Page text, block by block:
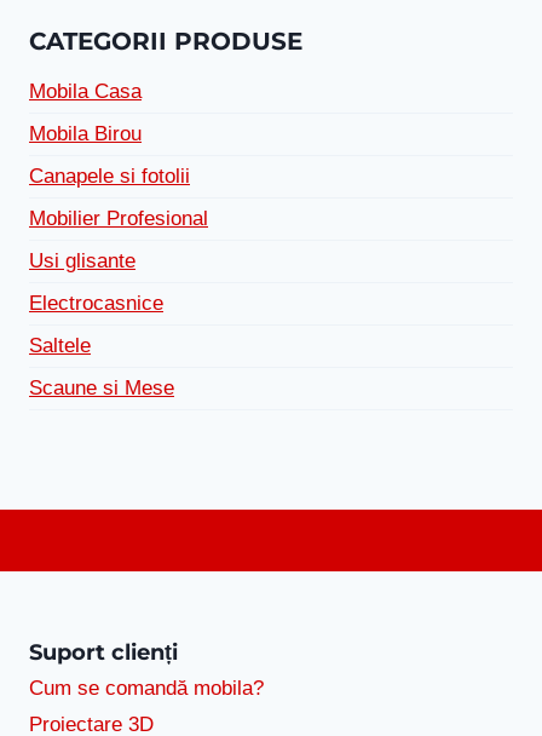
CATEGORII PRODUSE
Mobila Casa
Mobila Birou
Canapele si fotolii
Mobilier Profesional
Usi glisante
Electrocasnice
Saltele
Scaune si Mese
Suport clienți
Cum se comandă mobila?
Proiectare 3D